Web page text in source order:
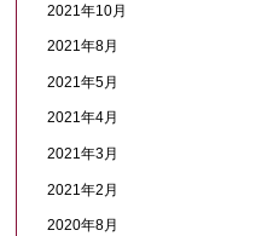
2021年10月
2021年8月
2021年5月
2021年4月
2021年3月
2021年2月
2020年8月